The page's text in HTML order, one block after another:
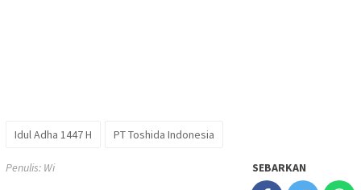
Idul Adha 1447 H PT Toshida Indonesia
Penulis: Wi SEBARKAN